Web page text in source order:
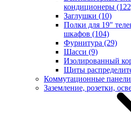
кондиционеры
Заглушки (10)
Полки для 19"
шкафов (104)
Фурнитура (29)
Шасси (9)
Изолированный
Щиты
Коммутационные
Заземление, розетки,